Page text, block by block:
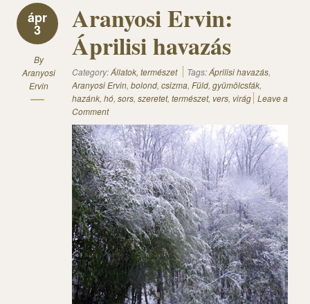
ápr
3
By
Aranyosi
Ervin
Aranyosi Ervin:
Áprilisi havazás
Category:Állatok, természet Tags:Áprilisi havazás,
Aranyosi Ervin, bolond, csizma, Füld, gyümölcsfák,
hazánk, hó, sors, szeretet, természet, vers, virág Leave a
Comment